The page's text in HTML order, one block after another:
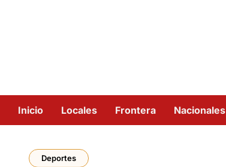
Inicio Locales Frontera Nacionales
Deportes